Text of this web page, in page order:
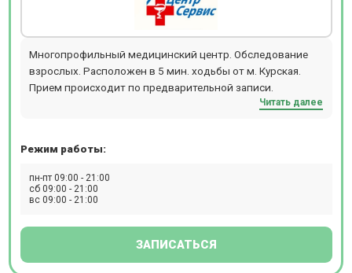
Многопрофильный медицинский центр. Обследование
взрослых. Расположен в 5 мин. ходьбы от м. Курская.
Прием происходит по предварительной записи.
Читать далее
Режим работы:
пн-пт 09:00 - 21:00
сб 09:00 - 21:00
вс 09:00 - 21:00
ЗАПИСАТЬСЯ